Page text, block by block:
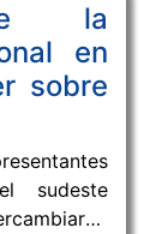
la
en
sobre
sudeste